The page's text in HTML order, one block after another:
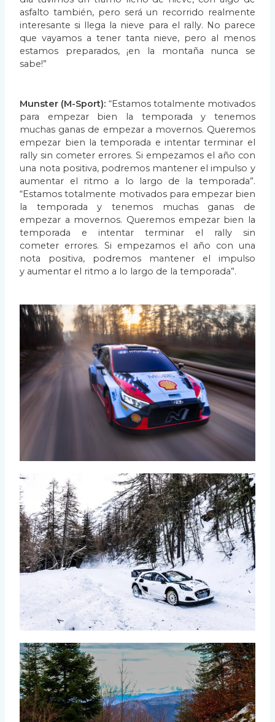
asfalto también, pero será un recorrido realmente
interesante si llega la nieve para el rally. No parece
que vayamos a tener tanta nieve, pero al menos
estamos preparados, ¡en la
montaña nunca se
sabe!”
Munster (M-Sport): “Estamos totalmente motivados
para empezar bien la temporada y tenemos
muchas ganas de empezar a movernos. Queremos
empezar bien la temporada e intentar terminar el
rally sin cometer errores. Si empezamos el año con
una nota positiva, podremos mantener el impulso y
aumentar el ritmo a lo largo de la temporada”.
“Estamostotalmente motivados para empezar bien
la temporada y tenemos muchas ganas de
empezar a movernos. Queremos empezar bien la
temporada e intentar terminar el rally sin
cometer errores. Si empezamos el año con una
nota positiva, podremos mantener el impulso
y aumentar el ritmo a lo largo de la temporada”.